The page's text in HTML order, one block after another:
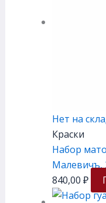
Нет на
Краски
Набор
Малевичъ,
840,00 ₽